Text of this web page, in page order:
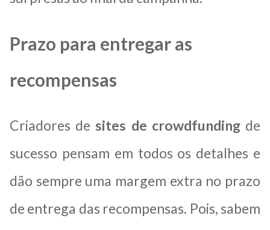
Prazo para entregar as
recompensas
Criadores de sites de crowdfundingde
sucesso pensam em todos os detalhes e
dão sempre uma margem extra no prazo
de entrega das recompensas. Pois, sabem